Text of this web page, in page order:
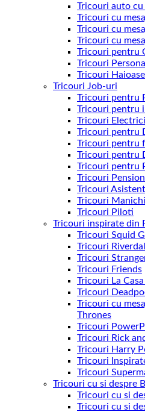
Tricouri auto cu
Tricouri cu
Tricouri cu
Tricouri cu
Tricouri pentru
Tricouri
Tricouri Haioase
Tricouri Job-uri
Tricouri pentru
Tricouri pentru
Tricouri
Tricouri pentru
Tricouri pentru
Tricouri pentru
Tricouri pentru
Tricouri
Tricouri
Tricouri
Tricouri Piloti
Tricouri inspirate din
Tricouri Squid
Tricouri
Tricouri
Tricouri Friends
Tricouri La Casa
Tricouri
Tricouri cu
Thrones
Tricouri
Tricouri Rick
Tricouri Harry
Tricouri
Tricouri
Tricouri cu si despre
Tricouri cu si
Tricouri cu si